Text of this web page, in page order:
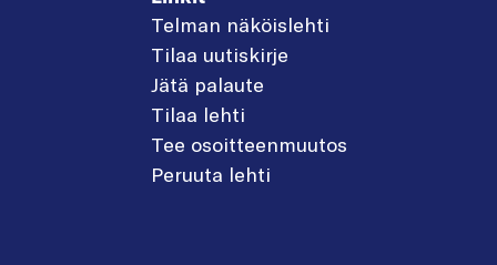
Telman näköislehti
Tilaa uutiskirje
Jätä palaute
Tilaa lehti
Tee osoitteenmuutos
Peruuta lehti